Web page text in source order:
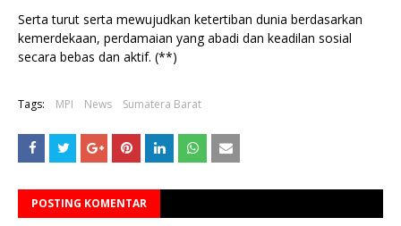
Serta turut serta mewujudkan ketertiban dunia berdasarkan
kemerdekaan, perdamaian yang abadi dan keadilan sosial
secara bebas dan aktif. (**)
Tags: MPI News Sumatera Barat
POSTING KOMENTAR